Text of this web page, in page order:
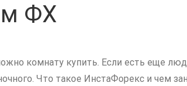
ФХ
комнату купить. Если есть еще
Что такое ИнстаФорекс и чем